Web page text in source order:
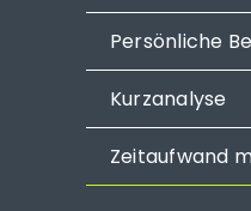
Persönliche
Kurzanalyse
Zeitaufwand